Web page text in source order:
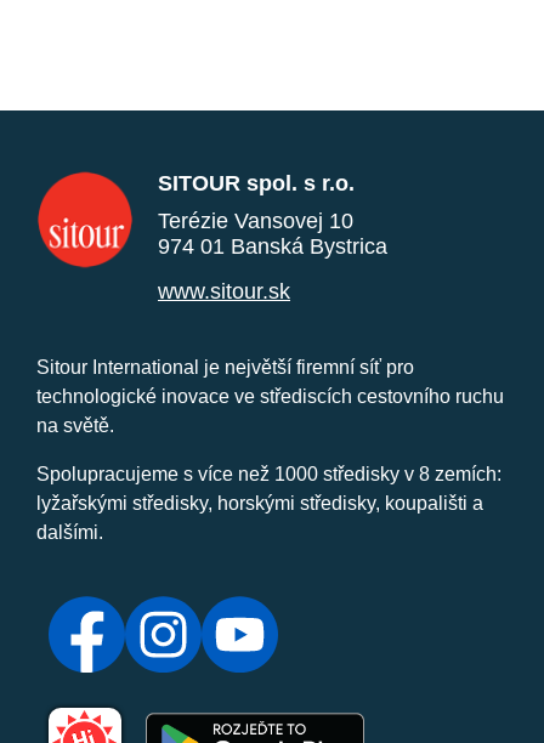
SITOUR spol. s r.o.
Terézie Vansovej 10
974 01 Banská Bystrica
www.sitour.sk
Sitour International je největší firemní síť pro
technologické inovace ve střediscích cestovního ruchu
na světě.
Spolupracujeme s více než 1000 středisky v 8 zemích:
lyžařskými středisky, horskými středisky, koupališti a
dalšími.